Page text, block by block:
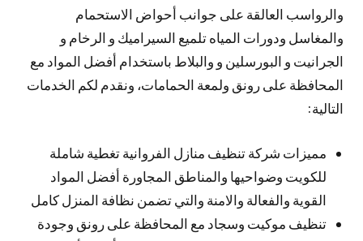
والرواسب العالقة على جوانب أحواض الاستحمام
والمغاسل ودورات المياه تلميع السيراميك و الرخام و
الجرانيت و البورسلين و والبلاط باستخدام أفضل المواد مع
المحافظة على رونق ولمعة الحمامات، ونقدم لكم الخدمات
التالية:
مميزات شركة تنظيف منازل الفروانية تغطية شاملة
للكويت وضواحيها والمناطق المجاورة أفضل المواد
القوية والفعالة والامنة والتي تضمن نظافة المنزل كامل
تنظيف موكيت وسجاد مع المحافظة على رونق وجودة